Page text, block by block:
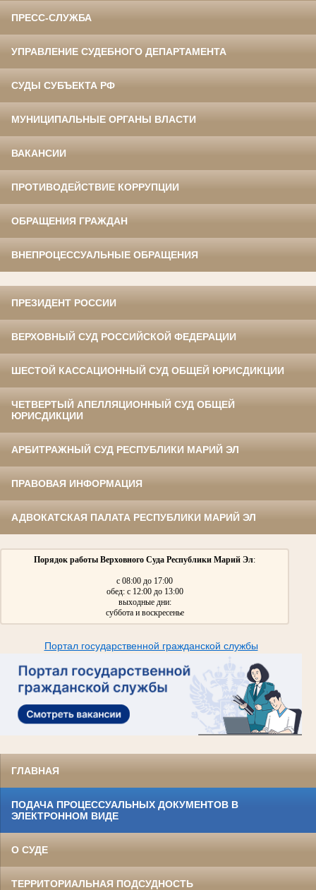
ПРЕСС-СЛУЖБА
УПРАВЛЕНИЕ СУДЕБНОГО ДЕПАРТАМЕНТА
СУДЫ СУБЪЕКТА РФ
МУНИЦИПАЛЬНЫЕ ОРГАНЫ ВЛАСТИ
ВАКАНСИИ
ПРОТИВОДЕЙСТВИЕ КОРРУПЦИИ
ОБРАЩЕНИЯ ГРАЖДАН
ВНЕПРОЦЕССУАЛЬНЫЕ ОБРАЩЕНИЯ
ПРЕЗИДЕНТ РОССИИ
ВЕРХОВНЫЙ СУД РОССИЙСКОЙ ФЕДЕРАЦИИ
ШЕСТОЙ КАССАЦИОННЫЙ СУД ОБЩЕЙ ЮРИСДИКЦИИ
ЧЕТВЕРТЫЙ АПЕЛЛЯЦИОННЫЙ СУД ОБЩЕЙ
ЮРИСДИКЦИИ
АРБИТРАЖНЫЙ СУД РЕСПУБЛИКИ МАРИЙ ЭЛ
ПРАВОВАЯ ИНФОРМАЦИЯ
АДВОКАТСКАЯ ПАЛАТА РЕСПУБЛИКИ МАРИЙ ЭЛ
Порядок работы Верховного Суда Республики Марий Эл:
с 08:00 до 17:00
обед: с 12:00 до 13:00
выходные дни:
суббота и воскресенье
Портал государственной гражданской службы
ГЛАВНАЯ
ПОДАЧА ПРОЦЕССУАЛЬНЫХ ДОКУМЕНТОВ В
ЭЛЕКТРОННОМ ВИДЕ
О СУДЕ
ТЕРРИТОРИАЛЬНАЯ ПОДСУДНОСТЬ